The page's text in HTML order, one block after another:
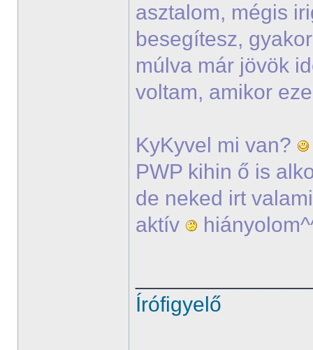
asztalom, mégis
besegítesz,
múlva már jövök
voltam, amikor
KyKyvel mi van?
PWP kihin ő is
de neked irt
aktív
Írófigyelő